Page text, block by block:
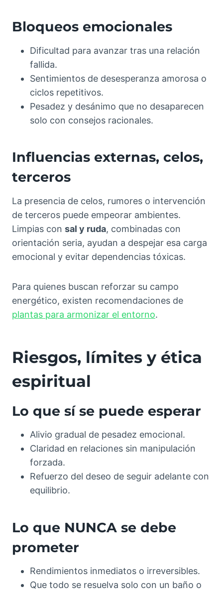
Bloqueos emocionales
Dificultad para avanzar tras una relación
fallida.
Sentimientos de desesperanza amorosa o
ciclos repetitivos.
Pesadez y desánimo que no desaparecen
solo con consejos racionales.
Influencias externas, celos,
terceros
La presencia de celos, rumores o intervención
de terceros puede empeorar ambientes.
Limpias con sal y ruda, combinadas con
orientación seria, ayudan a despejar esa carga
emocional y evitar dependencias tóxicas.
Para quienes buscan reforzar su campo
energético, existen recomendaciones de
plantas para armonizar el entorno.
Riesgos, límites y ética
espiritual
Lo que sí se puede esperar
Alivio gradual de pesadez emocional.
Claridad en relaciones sin manipulación
forzada.
Refuerzo del deseo de seguir adelante con
equilibrio.
Lo que NUNCA se debe
prometer
Rendimientos inmediatos o irreversibles.
Que todo se resuelva solo con un baño o